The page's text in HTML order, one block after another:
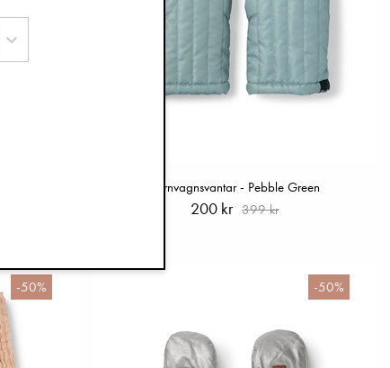
Barnvagnsvantar - Pebble Green
200 kr 399 kr
-50% -50%